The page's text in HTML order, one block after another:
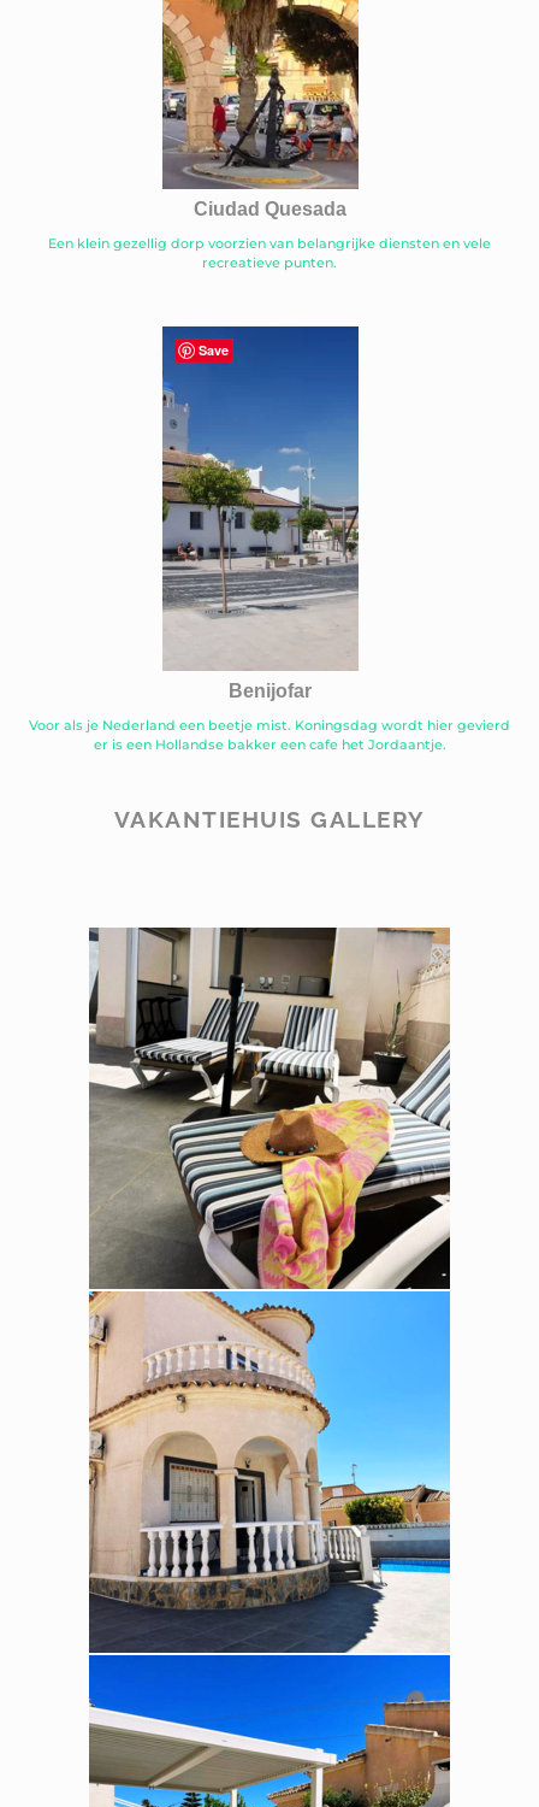
Ciudad Quesada
Een klein gezellig dorp voorzien van belangrijke diensten en vele
recreatieve punten.
Benijofar
Voor als je Nederland een beetje mist. Koningsdag wordt hier gevierd
er is een Hollandse bakker een cafe het Jordaantje.
VAKANTIEHUIS GALLERY
Save